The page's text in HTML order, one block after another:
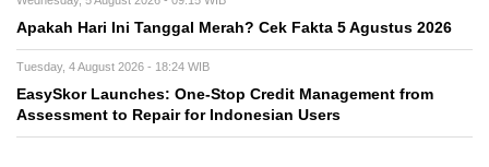
Apakah Hari Ini Tanggal Merah? Cek Fakta 5 Agustus 2026
Tuesday, 4 August 2026 - 18:24 WIB
EasySkor Launches: One-Stop Credit Management from
Assessment to Repair for Indonesian Users